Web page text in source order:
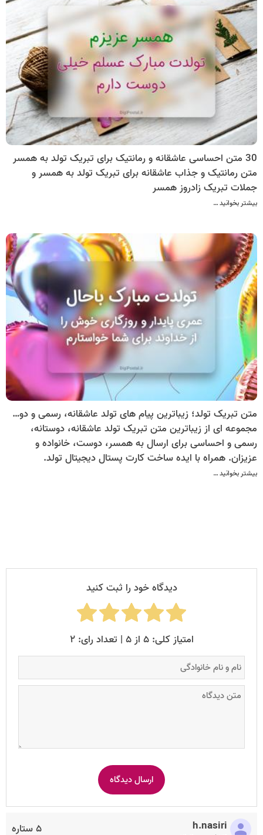
30 متن احساسی عاشقانه و رمانتیک برای تبریک تولد به همسر
متن رمانتیک و جذاب عاشقانه برای تبریک تولد به همسر و
جملات تبریک زادروز همسر
بیشتر بخوانید …
متن تبریک تولد؛ زیباترین پیام های تولد عاشقانه، رسمی و دوستانه
مجموعه ای از زیباترین متن تبریک تولد عاشقانه، دوستانه،
رسمی و احساسی برای ارسال به همسر، دوست، خانواده و
عزیزان. همراه با ایده ساخت کارت پستال دیجیتال تولد.
بیشتر بخوانید …
دیدگاه خود را ثبت کنید
امتیاز کلی: ۵ از ۵ | تعداد رای: ۲
۵ ستاره h.nasiri